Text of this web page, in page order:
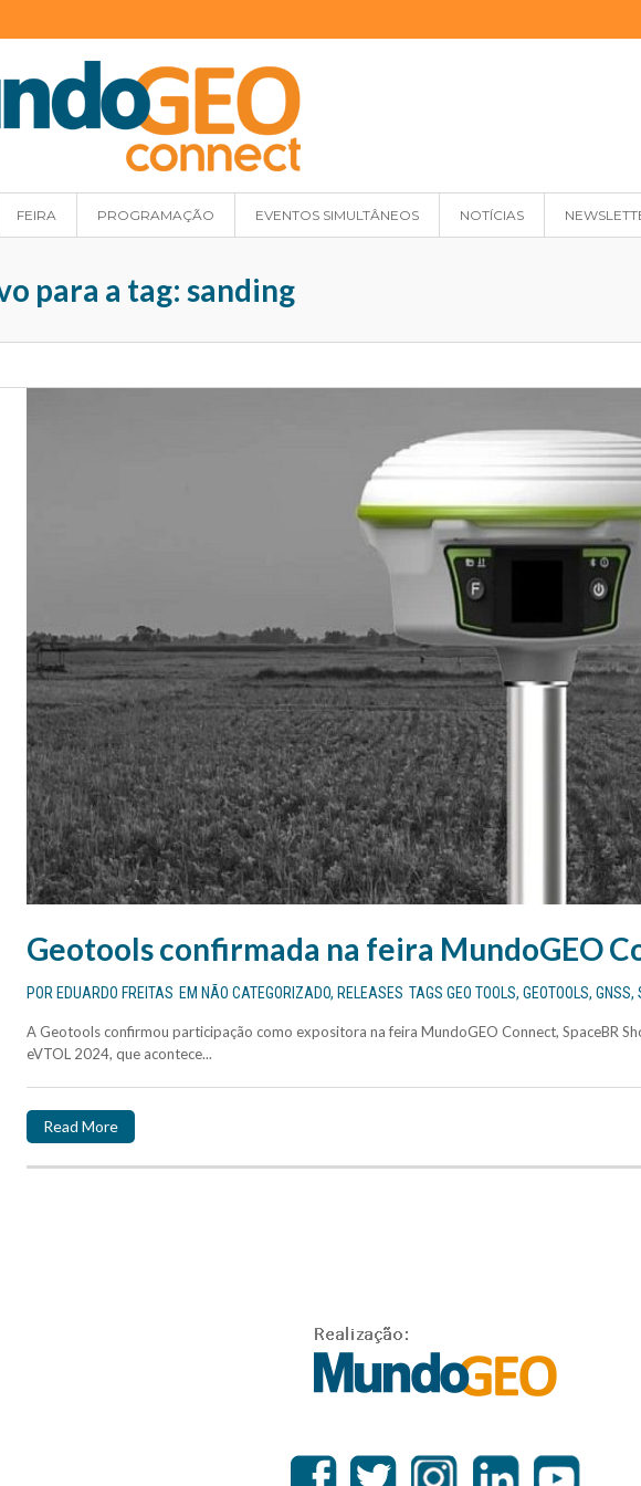
FEIRA PROGRAMAÇÃO EVENTOS SIMULTÂNEOS NOTÍCIAS
para a tag: sanding
Geotools confirmada na feira MundoGEO
POR EDUARDO FREITAS EM NÃO CATEGORIZADO, RELEASES TAGS GEO TOOLS, GEOTOOLS, GNSS,
A Geotools confirmou participação como expositora na feira MundoGEO Connect, SpaceBR
eVTOL 2024, que acontece...
Read More